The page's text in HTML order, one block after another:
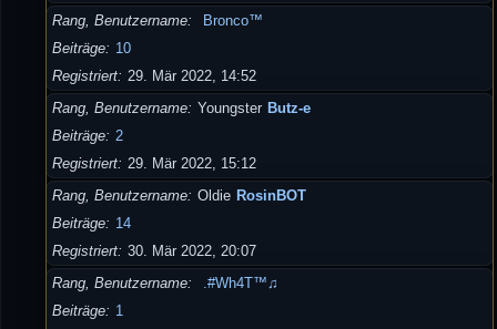
Rang, Benutzername
Bronco™
Beiträge
10
Registriert 29. Mär 2022, 14:52
Rang, Benutzername Youngster Butz-e
Beiträge 2
Registriert 29. Mär 2022, 15:12
Rang, Benutzername Oldie RosinBOT
Beiträge
14
Registriert 30. Mär 2022, 20:07
Rang, Benutzername
.#Wh4T™♫
Beiträge
1